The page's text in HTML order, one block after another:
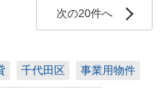
次の20件へ
千代田区 事業用物件